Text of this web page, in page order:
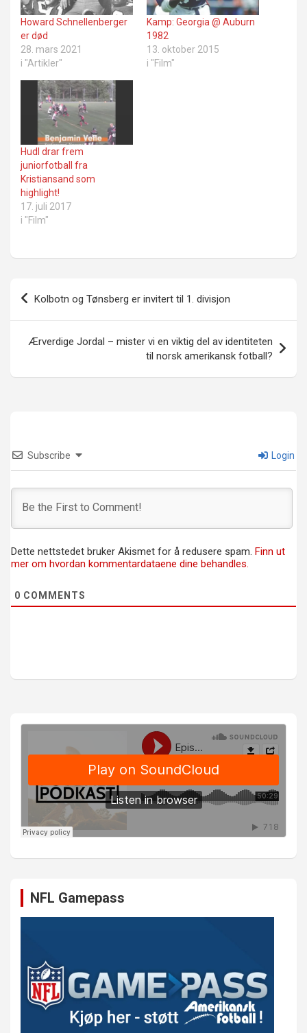
Howard Schnellenberger
er død
28. mars 2021
i "Artikler"
Kamp: Georgia @ Auburn
1982
13. oktober 2015
i "Film"
Hudl drar frem
juniorfotball fra
Kristiansand som
highlight!
17. juli 2017
i "Film"
Innleggsnavigasjon
Kolbotn og Tønsberg er invitert til 1. divisjon
Ærverdige Jordal – mister vi en viktig del av identiteten
til norsk amerikansk fotball?
Subscribe Login
Dette nettstedet bruker Akismet for å redusere spam. Finn ut
mer om hvordan kommentardataene dine behandles.
0 COMMENTS
NFL Gamepass